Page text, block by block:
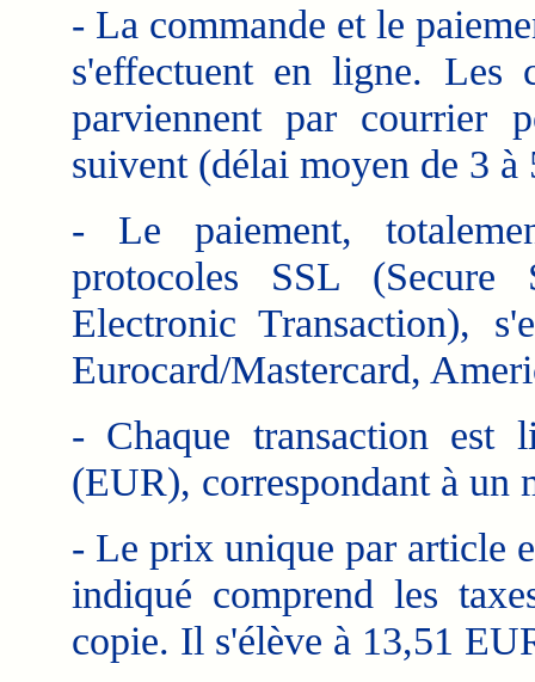
- La commande et le
s'effectuent en ligne. Les
parviennent par courrier
suivent (délai moyen de 3 à
- Le paiement,
protocoles SSL
Electronic Transaction),
Eurocard/Mastercard,
- Chaque transaction
(EUR), correspondant à un
- Le prix unique par article
indiqué comprend les
copie. Il s'élève à 13,51